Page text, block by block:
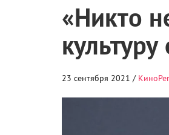
«Никто
23 сентября 2021 /